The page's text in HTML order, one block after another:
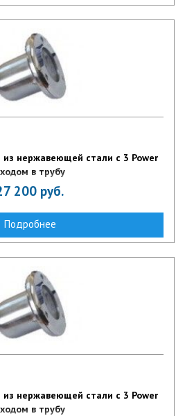
нержавеющей стали с 3 Power
в трубу
200 руб.
Подробнее
нержавеющей стали с 3 Power
в трубу